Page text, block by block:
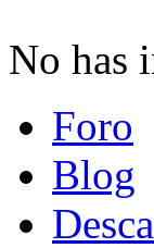
No has
Foro
Blog